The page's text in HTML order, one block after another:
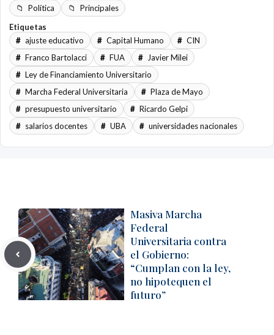
Política
Principales
Etiquetas
ajuste educativo
Capital Humano
CIN
Franco Bartolacci
FUA
Javier Milei
Ley de Financiamiento Universitario
Marcha Federal Universitaria
Plaza de Mayo
presupuesto universitario
Ricardo Gelpi
salarios docentes
UBA universidades nacionales
Masiva Marcha
Federal
Universitaria contra
el Gobierno:
“Cumplan con la ley,
no hipotequen el
futuro”